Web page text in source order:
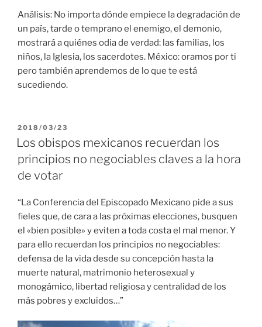
Análisis: No importa dónde empiece la degradación de
un país, tarde o temprano el enemigo, el demonio,
mostrará a quiénes odia de verdad: las familias, los
niños, la Iglesia, los sacerdotes. México: oramos por ti
pero también aprendemos de lo que te está
sucediendo.
PUBLICADO
EL
2018/03/23
Los obispos mexicanos recuerdan los
principios no negociables claves a la hora
de votar
“La Conferencia del Episcopado Mexicano pide a sus
fieles que, de cara a las próximas elecciones, busquen
el «bien posible» y eviten a toda costa el mal menor. Y
para ello recuerdan los principios no negociables:
defensa de la vida desde su concepción hasta la
muerte natural, matrimonio heterosexual y
monogámico, libertad religiosa y centralidad de los
más pobres y excluidos…”